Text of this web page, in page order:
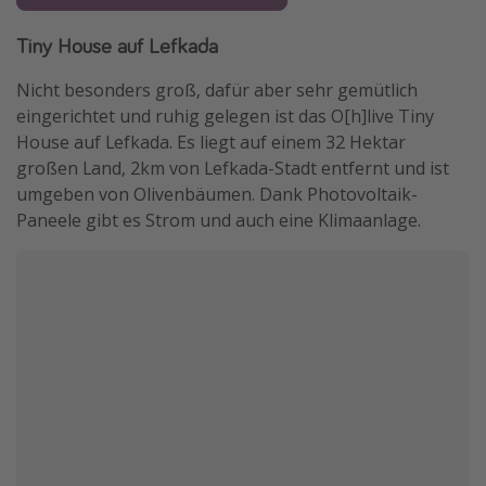
Tiny House auf Lefkada
Nicht besonders groß, dafür aber sehr gemütlich
eingerichtet und ruhig gelegen ist das O[h]live Tiny
House auf Lefkada. Es liegt auf einem 32 Hektar
großen Land, 2km von Lefkada-Stadt entfernt und ist
umgeben von Olivenbäumen. Dank Photovoltaik-
Paneele gibt es Strom und auch eine Klimaanlage.